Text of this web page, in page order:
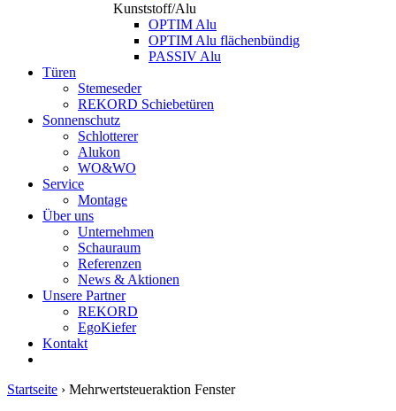
Kunststoff/Alu
OPTIM Alu
OPTIM Alu flächenbündig
PASSIV Alu
Türen
Stemeseder
REKORD Schiebetüren
Sonnenschutz
Schlotterer
Alukon
WO&WO
Service
Montage
Über uns
Unternehmen
Schauraum
Referenzen
News & Aktionen
Unsere Partner
REKORD
EgoKiefer
Kontakt
Startseite › Mehrwertsteueraktion Fenster